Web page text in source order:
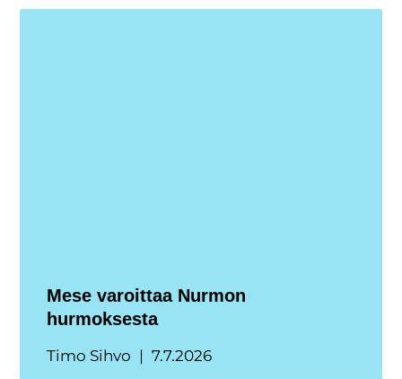
Mese varoittaa Nurmon
hurmoksesta
Timo Sihvo 7.7.2026